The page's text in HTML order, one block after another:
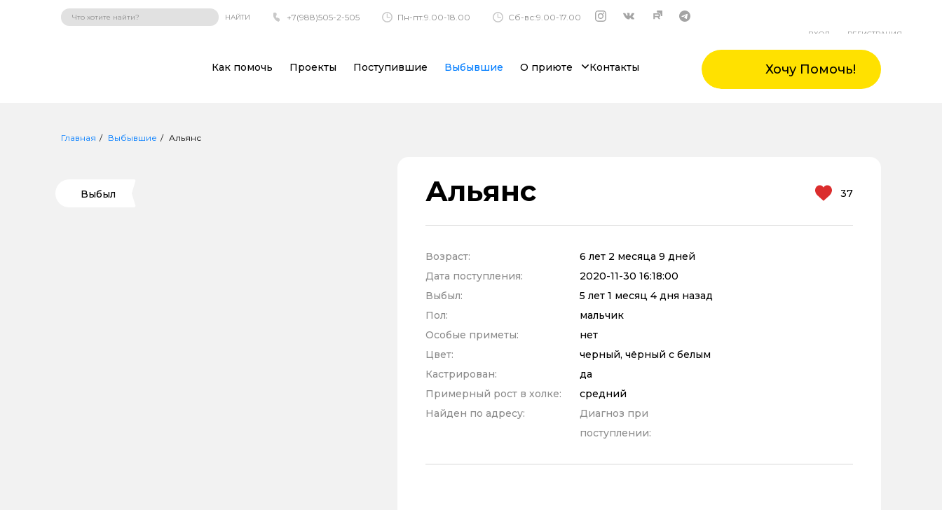
НАЙТИ +7(988)505-2-505 Пн-пт:9.00-18.00 Сб-вс:9.00-17.00
ВХОД РЕГИСТРАЦИЯ
Как помочь Проекты Поступившие Выбывшие О приюте Контакты Хочу Помочь!
Главная Выбывшие Альянс
Выбыл Альянс 37
Возраст:
6 лет 2 месяца 9 дней
Дата поступления:
2020-11-30 16:18:00
Выбыл:
5 лет 1 месяц 4 дня назад
Пол:
мальчик
Особые приметы:
нет
Цвет:
черный, чёрный с белым
Кастрирован:
да
Примерный рост в холке:
средний
Найден по адресу:
Диагноз при
поступлении: